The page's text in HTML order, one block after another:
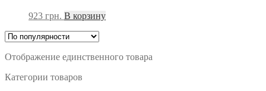
923 грн. В корзину
Отображение единственного товара
Категории товаров